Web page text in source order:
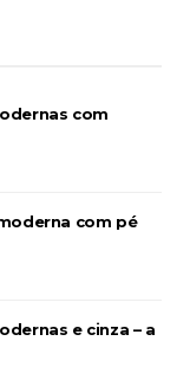
com
com pé
e cinza – a